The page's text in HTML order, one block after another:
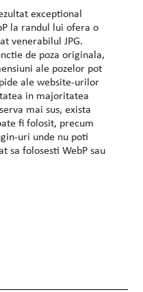
exceptional
la randul lui ofera o
venerabilul JPG.
de poza originala,
ale pozelor pot
ale website-urilor
in majoritatea
mai sus, exista
fi folosit, precum
uri unde nu poti
sa folosesti WebP sau